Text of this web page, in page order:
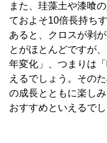
また、珪藻土や漆喰
ておよそ10倍長持ち
あると、クロスが剥
とがほとんどですが
年変化」、つまりは
えるでしょう。その
の成長とともに楽し
おすすめといえるでし